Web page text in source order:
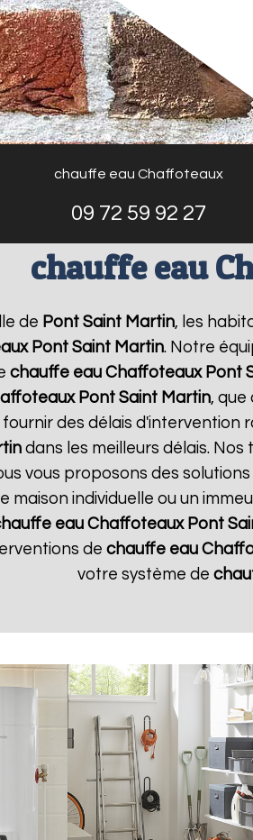
chauffe eau Chaffoteaux
09 72 59 92 27
chauffe eau
de Pont Saint Martin, les
Pont Saint Martin. Notre
chauffe eau Chaffoteaux Pont
Pont Saint Martin, que
des délais d'intervention
dans les meilleurs délais.
vous proposons des
maison individuelle ou un
eau Chaffoteaux Pont
de chauffe eau
votre système de